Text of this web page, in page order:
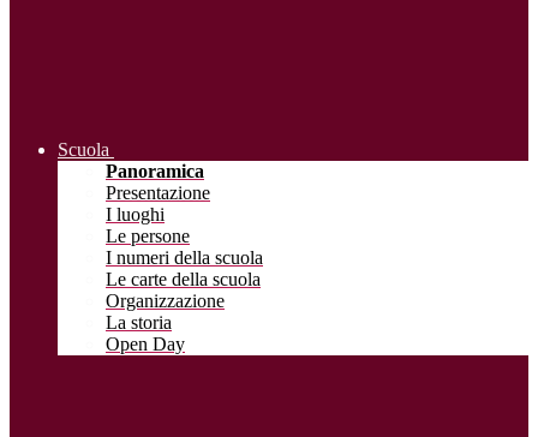
Scuola
Panoramica
Presentazione
I luoghi
Le persone
I numeri della scuola
Le carte della scuola
Organizzazione
La storia
Open Day